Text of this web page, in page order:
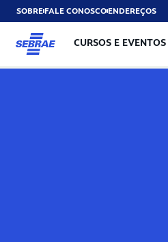
SOBREFALE CONOSCOENDEREÇOS
CURSOS E EVENTOS